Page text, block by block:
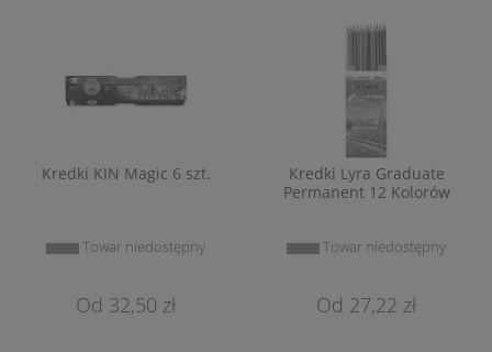
Kredki KIN Magic 6 szt.
Towar niedostępny
32,50 zł
Kredki Lyra Graduate
Permanent 12 Kolorów
Towar niedostępny
27,22 zł